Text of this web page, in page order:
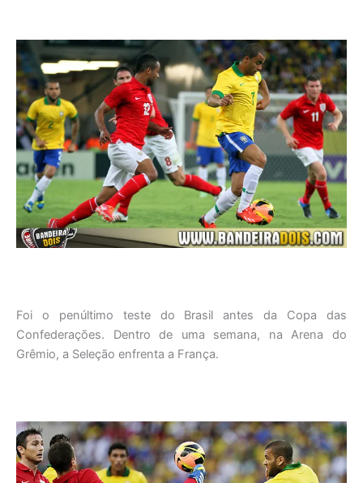
Foi o penúltimo teste do Brasil antes da Copa das
Confederações. Dentro de uma semana, na Arena do
Grêmio, a Seleção enfrenta a França.